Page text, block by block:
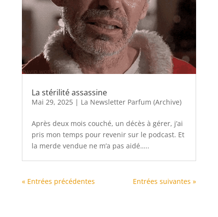
La stérilité assassine
Mai 29, 2025| La Newsletter Parfum (Archive)
Après deux mois couché, un décès à gérer, j’ai
pris mon temps pour revenir sur le podcast. Et
la merde vendue ne m’a pas aidé…..
« Entrées précédentes Entrées suivantes »